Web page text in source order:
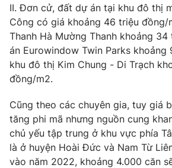
VTV9 VTV8
Liên hệ tòa soạn English
THỜI BÁO VTV
Theo dõi báo trên
II. Đơn cử, đất dự án tại khu đô thị
Công có giá khoảng 46 triệu đồng/
Thanh Hà Mường Thanh khoảng
án Eurowindow Twin Parks
khu đô thị Kim Chung - Di Trạch
đồng/m2.
Cũng theo các chuyên gia, tuy giá
tăng phi mã nhưng nguồn cung
chủ yếu tập trung ở khu vực phía
là ở huyện Hoài Đức và Nam Từ
vào năm 2022, khoảng 4.000 căn